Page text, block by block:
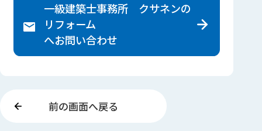
一級建築士事務所 クサネンの
リフォーム
へお問い合わせ
前の画面へ戻る